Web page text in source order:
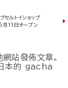
ルトイショップ
月11日オープン
站發佈文章。
本的 gacha